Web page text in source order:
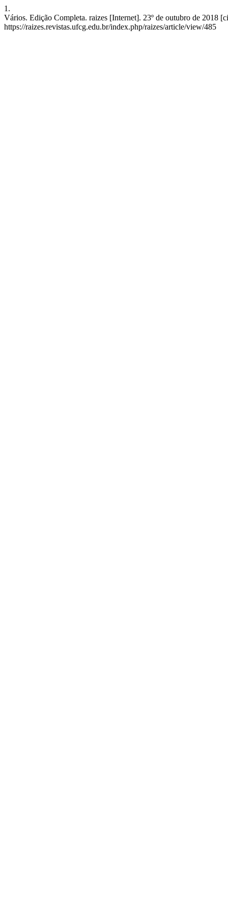
1.
Vários. Edição Completa. raizes [Internet]. 23º de outubro de 2018
https://raizes.revistas.ufcg.edu.br/index.php/raizes/article/view/485